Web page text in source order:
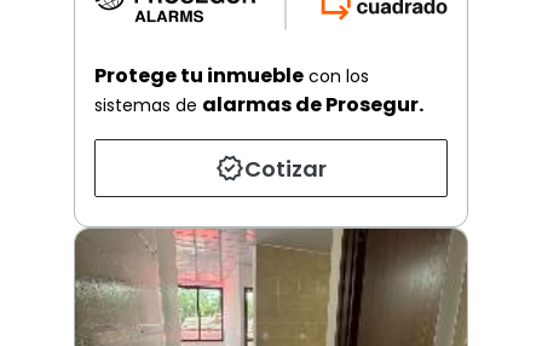
Protege tu inmueble con los
sistemas de alarmas de Prosegur.
Cotizar